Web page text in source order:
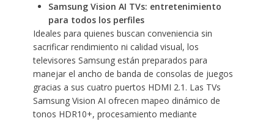
Samsung Vision AI TVs: entretenimiento
para todos los perfiles
Ideales para quienes buscan conveniencia sin
sacrificar rendimiento ni calidad visual, los
televisores Samsung están preparados para
manejar el ancho de banda de consolas de juegos
gracias a sus cuatro puertos HDMI 2.1. Las TVs
Samsung Vision AI ofrecen mapeo dinámico de
tonos HDR10+, procesamiento mediante